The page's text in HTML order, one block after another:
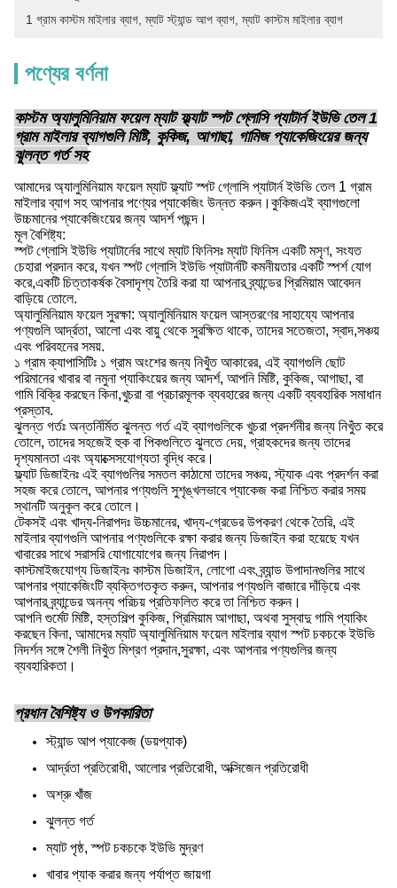
1 গ্রাম কাস্টম মাইলার ব্যাগ , ম্যাট স্ট্যান্ড আপ ব্যাগ , ম্যাট কাস্টম মাইলার ব্যাগ
পণ্যের বর্ণনা
কাস্টম অ্যালুমিনিয়াম ফয়েল ম্যাট ফ্ল্যাট স্পট গ্লোসি প্যাটার্ন ইউভি তেল 1
গ্রাম মাইলার ব্যাগগুলি মিষ্টি, কুকিজ, আগাছা, গামিজ প্যাকেজিংয়ের জন্য
ঝুলন্ত গর্ত সহ
আমাদের অ্যালুমিনিয়াম ফয়েল ম্যাট ফ্ল্যাট স্পট গ্লোসি প্যাটার্ন ইউভি তেল 1 গ্রাম
মাইলার ব্যাগ সহ আপনার পণ্যের প্যাকেজিং উন্নত করুন।কুকিজএই ব্যাগগুলো
উচ্চমানের প্যাকেজিংয়ের জন্য আদর্শ পছন্দ।
মূল বৈশিষ্ট্য:
স্পট গ্লোসি ইউভি প্যাটার্নের সাথে ম্যাট ফিনিসঃ ম্যাট ফিনিস একটি মসৃণ, সংযত
চেহারা প্রদান করে, যখন স্পট গ্লোসি ইউভি প্যাটার্নটি কমনীয়তার একটি স্পর্শ যোগ
করে,একটি চিত্তাকর্ষক বৈসাদৃশ্য তৈরি করা যা আপনার ব্র্যান্ডের প্রিমিয়াম আবেদন
বাড়িয়ে তোলে.
অ্যালুমিনিয়াম ফয়েল সুরক্ষা: অ্যালুমিনিয়াম ফয়েল আস্তরণের সাহায্যে আপনার
পণ্যগুলি আর্দ্রতা, আলো এবং বায়ু থেকে সুরক্ষিত থাকে, তাদের সতেজতা, স্বাদ,সঞ্চয়
এবং পরিবহনের সময়.
১ গ্রাম ক্যাপাসিটিঃ ১ গ্রাম অংশের জন্য নিখুঁত আকারের, এই ব্যাগগুলি ছোট
পরিমানের খাবার বা নমুনা প্যাকিংয়ের জন্য আদর্শ, আপনি মিষ্টি, কুকিজ, আগাছা, বা
গামি বিক্রি করছেন কিনা,খুচরা বা প্রচারমূলক ব্যবহারের জন্য একটি ব্যবহারিক সমাধান
প্রস্তাব.
ঝুলন্ত গর্তঃ অন্তর্নির্মিত ঝুলন্ত গর্ত এই ব্যাগগুলিকে খুচরা প্রদর্শনীর জন্য নিখুঁত করে
তোলে, তাদের সহজেই হুক বা পিকগুলিতে ঝুলতে দেয়, গ্রাহকদের জন্য তাদের
দৃশ্যমানতা এবং অ্যাক্সেসযোগ্যতা বৃদ্ধি করে।
ফ্ল্যাট ডিজাইনঃ এই ব্যাগগুলির সমতল কাঠামো তাদের সঞ্চয়, স্ট্যাক এবং প্রদর্শন করা
সহজ করে তোলে, আপনার পণ্যগুলি সুশৃঙ্খলভাবে প্যাকেজ করা নিশ্চিত করার সময়
স্থানটি অনুকূল করে তোলে।
টেকসই এবং খাদ্য-নিরাপদঃ উচ্চমানের, খাদ্য-গ্রেডের উপকরণ থেকে তৈরি, এই
মাইলার ব্যাগগুলি আপনার পণ্যগুলিকে রক্ষা করার জন্য ডিজাইন করা হয়েছে যখন
খাবারের সাথে সরাসরি যোগাযোগের জন্য নিরাপদ।
কাস্টমাইজযোগ্য ডিজাইনঃ কাস্টম ডিজাইন, লোগো এবং ব্র্যান্ড উপাদানগুলির সাথে
আপনার প্যাকেজিংটি ব্যক্তিগতকৃত করুন, আপনার পণ্যগুলি বাজারে দাঁড়িয়ে এবং
আপনার ব্র্যান্ডের অনন্য পরিচয় প্রতিফলিত করে তা নিশ্চিত করুন।
আপনি গুর্মেট মিষ্টি, হস্তশিল্প কুকিজ, প্রিমিয়াম আগাছা, অথবা সুস্বাদু গামি প্যাকিং
করছেন কিনা, আমাদের ম্যাট অ্যালুমিনিয়াম ফয়েল মাইলার ব্যাগ স্পট চকচকে ইউভি
নিদর্শন সঙ্গে শৈলী নিখুঁত মিশ্রণ প্রদান,সুরক্ষা, এবং আপনার পণ্যগুলির জন্য
ব্যবহারিকতা।
প্রধান বৈশিষ্ট্য ও উপকারিতা
স্ট্যান্ড আপ প্যাকেজ (ডয়প্যাক)
আর্দ্রতা প্রতিরোধী, আলোর প্রতিরোধী, অক্সিজেন প্রতিরোধী
অশ্রু খাঁজ
ঝুলন্ত গর্ত
ম্যাট পৃষ্ঠ, স্পট চকচকে ইউভি মুদ্রণ
খাবার প্যাক করার জন্য পর্যাপ্ত জায়গা